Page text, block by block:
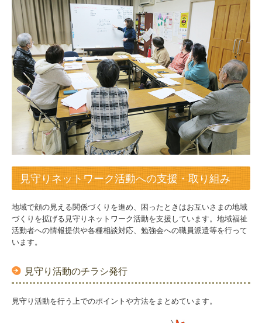
見守りネットワーク活動への支援・取り組み
地域で顔の見える関係づくりを進め、困ったときはお互いさまの地域
づくりを拡げる見守りネットワーク活動を支援しています。地域福祉
活動者への情報提供や各種相談対応、勉強会への職員派遣等を行って
います。
見守り活動のチラシ発行
見守り活動を行う上でのポイントや方法をまとめています。